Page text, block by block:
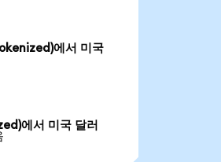
에서 미국
에서 미국 달러